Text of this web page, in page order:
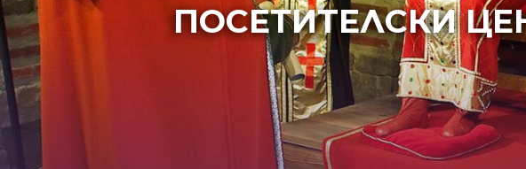
ПОСЕТИТЕЛСКИ